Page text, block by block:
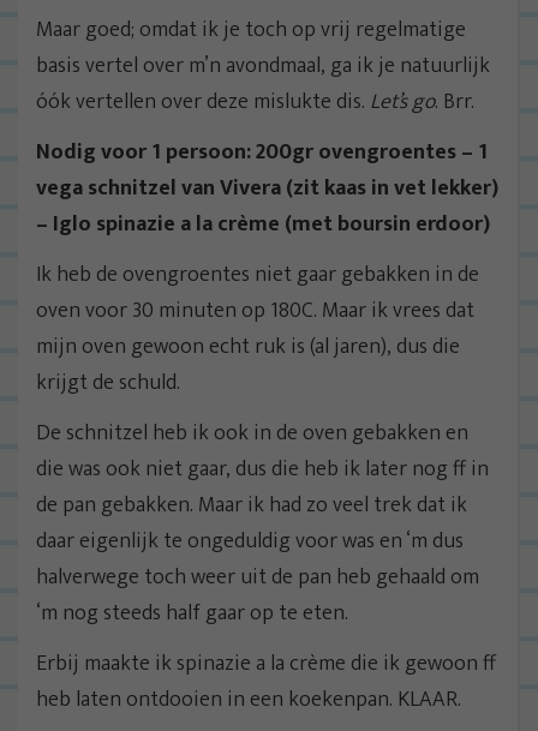
Maar goed; omdat ik je toch op vrij regelmatige
basis vertel over m’n avondmaal, ga ik je natuurlijk
óók vertellen over deze mislukte dis. Let’s go. Brr.
Nodig voor 1 persoon: 200gr ovengroentes – 1
vega schnitzel van Vivera (zit kaas in vet lekker)
– Iglo spinazie a la crème (met boursin erdoor)
Ik heb de ovengroentes niet gaar gebakken in de
oven voor 30 minuten op 180C. Maar ik vrees dat
mijn oven gewoon echt ruk is (al jaren), dus die
krijgt de schuld.
De schnitzel heb ik ook in de oven gebakken en
die was ook niet gaar, dus die heb ik later nog ff in
de pan gebakken. Maar ik had zo veel trek dat ik
daar eigenlijk te ongeduldig voor was en ‘m dus
halverwege toch weer uit de pan heb gehaald om
‘m nog steeds half gaar op te eten.
Erbij maakte ik spinazie a la crème die ik gewoon ff
heb laten ontdooien in een koekenpan. KLAAR.